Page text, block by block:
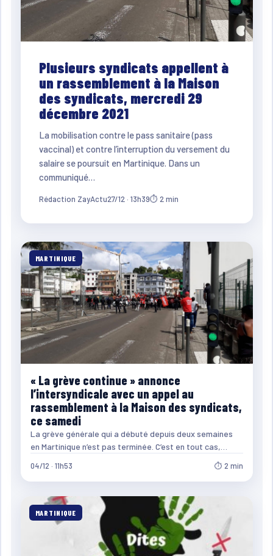
Plusieurs syndicats appellent à
un rassemblement à la Maison
des syndicats, mercredi 29
décembre 2021
La mobilisation contre le pass sanitaire (pass
vaccinal) et contre l’interruption du versement du
salaire se poursuit en Martinique. Dans un
communiqué…
Rédaction ZayActu27/12 · 13h39⏱ 2 min
MARTINIQUE
« La grève continue » annonce
l’intersyndicale avec un appel au
rassemblement à la Maison des syndicats,
ce samedi
La grève générale qui a débuté depuis deux semaines
en Martinique n’est pas terminée. C’est en tout cas,…
04/12 · 11h53 ⏱ 2 min
MARTINIQUE